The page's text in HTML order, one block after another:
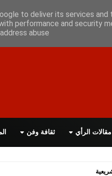
بنا اقرأ الصحيفة PDF
مقالات الرأي ثقافة وفن
to deliver its services
performance and security
abuse.